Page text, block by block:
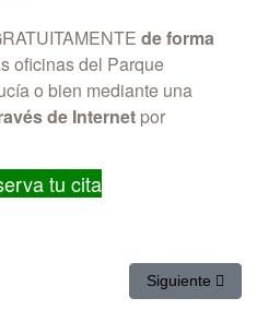
de forma
oficinas del Parque
o bien mediante una
de Internet por
tu cita
DEMOSTRACION de Tienda
Artículo siguiente:
Siguiente